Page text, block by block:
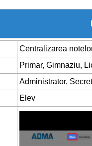
Centralizarea
Primar, Gimnaziu,
Administrator,
Elev